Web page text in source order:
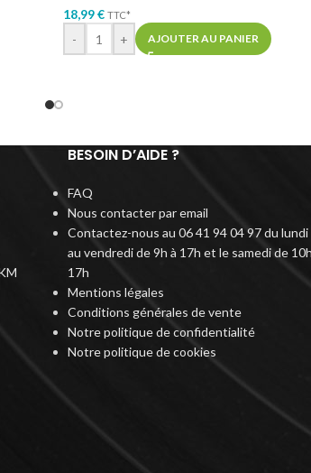
18,99€ TTC*
- + AJOUTER AU PANIER
BESOIN D’AIDE ?
FAQ
Nous contacter par email
Contactez-nous au 06 41 94 04 97 du lundi
au vendredi de 9h à 17h et le samedi de
17h
Mentions légales
Conditions générales de vente
Notre politique de confidentialité
Notre politique de cookies